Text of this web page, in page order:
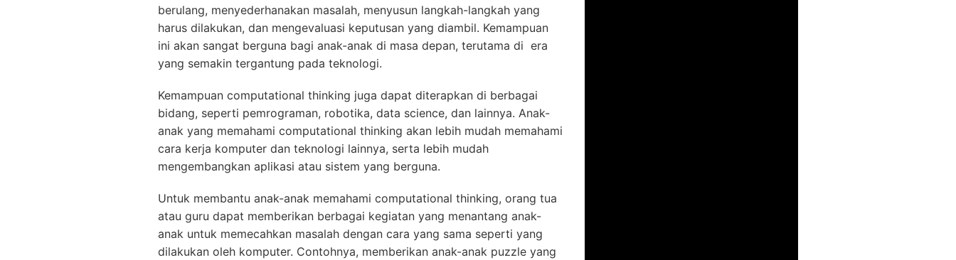
berulang, menyederhanakan masalah, menyusun langkah-langkah yang
harus dilakukan, dan mengevaluasi keputusan yang diambil. Kemampuan
ini akan sangat berguna bagi anak-anak di masa depan, terutama di era
yang semakin tergantung pada teknologi.
Kemampuan computational thinking juga dapat diterapkan di berbagai
bidang, seperti pemrograman, robotika, data science, dan lainnya. Anak-
anak yang memahami computational thinking akan lebih mudah memahami
cara kerja komputer dan teknologi lainnya, serta lebih mudah
mengembangkan aplikasi atau sistem yang berguna.
Untuk membantu anak-anak memahami computational thinking, orang tua
atau guru dapat memberikan berbagai kegiatan yang menantang anak-
anak untuk memecahkan masalah dengan cara yang sama seperti yang
dilakukan oleh komputer. Contohnya, memberikan anak-anak puzzle yang